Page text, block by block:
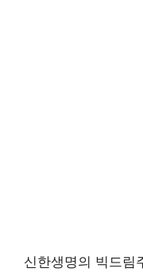
신한생명의 빅드림